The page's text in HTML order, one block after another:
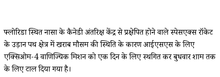
फ्लोरिडा स्थित नासा के कैनेडी अंतरिक्ष केंद्र से प्रक्षेपित होने वाले स्पेसएक्स रॉकेट
के उड़ान पथ क्षेत्र में खराब मौसम की स्थिति के कारण आईएसएस के लिए
एक्सिओम-4 वाणिज्यिक मिशन को एक दिन के लिए स्थगित कर बुधवार शाम तक
के लिए टाल दिया गया है।